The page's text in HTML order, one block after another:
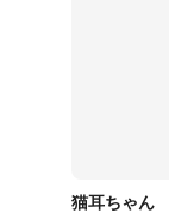
猫耳ちゃん